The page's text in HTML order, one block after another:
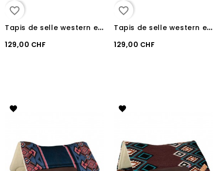
favorite_border
T
apis de selle western en laine synthétique pool's BROWN/ORANGE
129,00 CHF
favorite_border
T
apis de selle western en laine synthétique pool's LIGHT BLUE/BLACK
129,00 CHF